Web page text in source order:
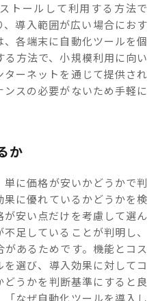
トールして利用する方法で
導入範囲が広い場合におす
各端末に自動化ツールを個
方法で、小規模利用に向い
ーネットを通じて提供され
スの必要がないため手軽に
か
に価格が安いかどうかで判
に優れているかどうかを検
安い点だけを考慮して選ん
足していることが判明し、
あるためです。機能とコス
選び、導入効果に対してコ
うかを判断基準にすると良
なぜ自動化ツールを導入し